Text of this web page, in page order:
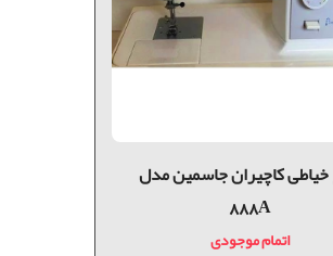
کاچیران جاسمین مدل
888A
اتمام موجودی